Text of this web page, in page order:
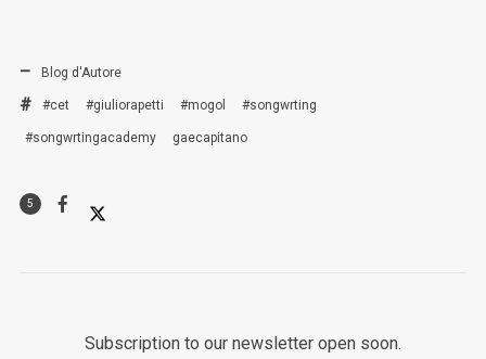
Blog d'Autore
#cet #giuliorapetti #mogol #songwrting
#songwrtingacademy gaecapitano
5
Subscription to our newsletter open soon.